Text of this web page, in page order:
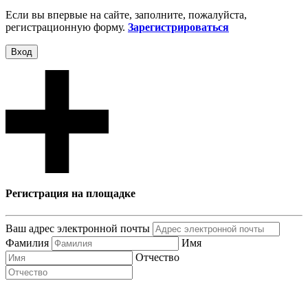
Если вы впервые на сайте, заполните, пожалуйста,
регистрационную форму. Зарегистрироваться
Вход
Регистрация на площадке
Ваш адрес электронной почты
Фамилия
Имя
Отчество